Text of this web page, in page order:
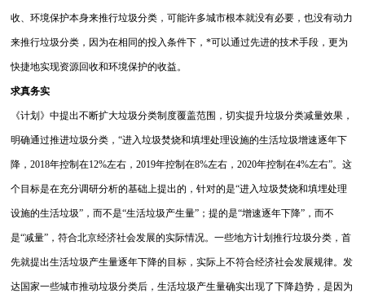
收、环境保护本身来推行垃圾分类，可能许多城市根本就没有必要，也没有动力
来推行垃圾分类，因为在相同的投入条件下，*可以通过先进的技术手段，更为
快捷地实现资源回收和环境保护的收益。
求真务实
《计划》中提出不断扩大垃圾分类制度覆盖范围，切实提升垃圾分类减量效果，
明确通过推进垃圾分类，“进入垃圾焚烧和填埋处理设施的生活垃圾增速逐年下
降，2018年控制在12%左右，2019年控制在8%左右，2020年控制在4%左右”。这
个目标是在充分调研分析的基础上提出的，针对的是“进入垃圾焚烧和填埋处理
设施的生活垃圾”，而不是“生活垃圾产生量”；提的是“增速逐年下降”，而不
是“减量”，符合北京经济社会发展的实际情况。一些地方计划推行垃圾分类，首
先就提出生活垃圾产生量逐年下降的目标，实际上不符合经济社会发展规律。发
达国家一些城市推动垃圾分类后，生活垃圾产生量确实出现了下降趋势，是因为